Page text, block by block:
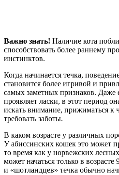
Важно знать! Наличие кота
способствовать более раннему
инстинктов.
Когда начинается течка,
становится более игривой и
самых заметных признаков. Даже
проявляет ласки, в этот период
искать внимание, прижиматься к
требовать заботы.
В каком возрасте у различных
У абиссинских кошек это может
то время как у норвежских
может начаться только в
и «шотландцев» течка обычно